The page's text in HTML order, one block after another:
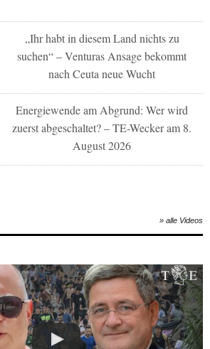
„Ihr habt in diesem Land nichts zu
suchen“ – Venturas Ansage bekommt
nach Ceuta neue Wucht
Energiewende am Abgrund: Wer wird
zuerst abgeschaltet? – TE-Wecker am 8.
August 2026
» alle Videos